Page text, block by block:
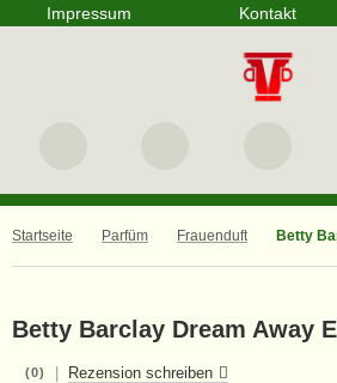
Impressum Kontakt
Startseite Parfüm Frauenduft
Betty Barclay Dream Away
(0) Rezension schreiben